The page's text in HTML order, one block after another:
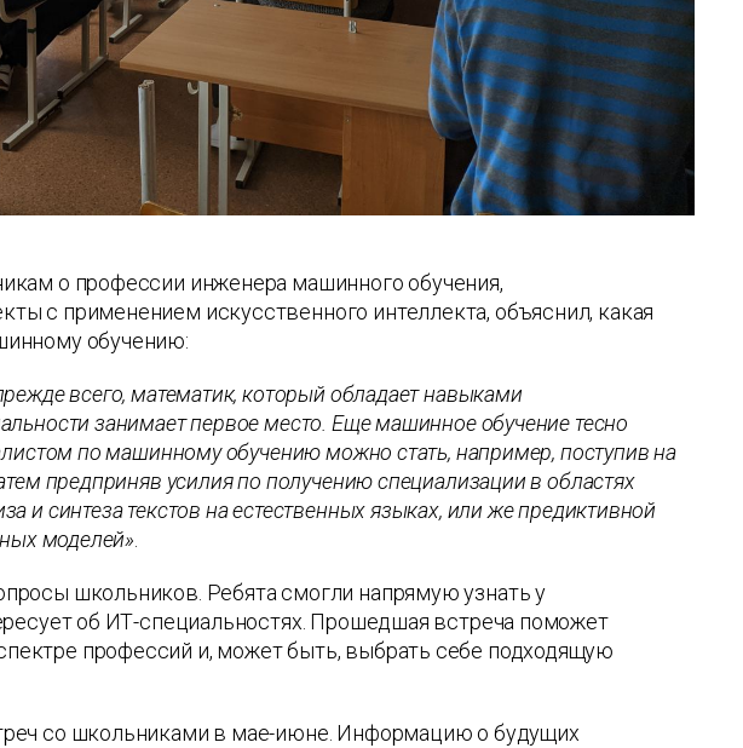
о профессии инженера машинного обучения,
с применением искусственного интеллекта, объяснил, какая
обучению:
всего, математик, который обладает навыками
занимает первое место. Еще машинное обучение тесно
по машинному обучению можно стать, например, поступив на
предприняв усилия по получению специализации в областях
и синтеза текстов на естественных языках, или же предиктивной
моделей»
школьников. Ребята смогли напрямую узнать у
об ИТ-специальностях. Прошедшая встреча поможет
профессий и, может быть, выбрать себе подходящую
со школьниками в мае-июне. Информацию о будущих